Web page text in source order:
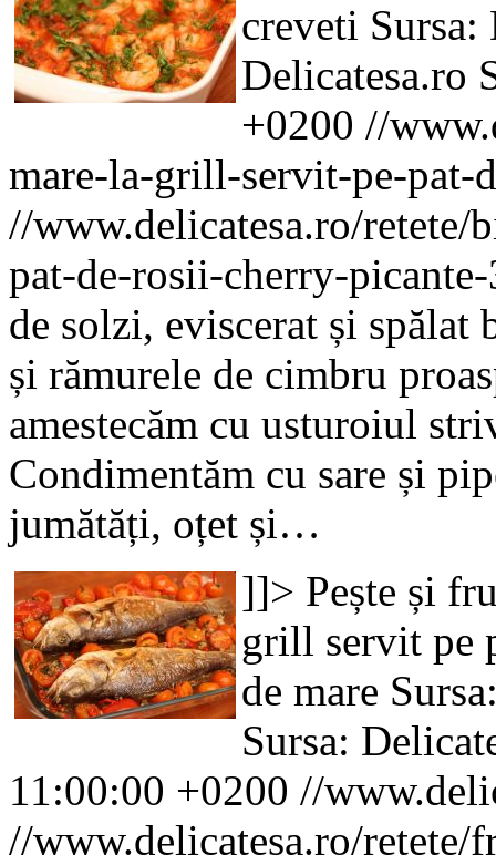
creveti Sursa:
Delicatesa.ro
+0200 //
mare-la-grill-servit-pe-pat-
//www.delicatesa.ro/
pat-de-rosii-cherry-
de solzi, eviscerat și spălat
și rămurele de cimbru
amestecăm cu usturoiul
Condimentăm cu sare și
jumătăți, oțet și…
]]> Pește și
grill servit pe
de mare
Sursa:
11:00:00 +0200 //
//www.delicatesa.ro/retete/